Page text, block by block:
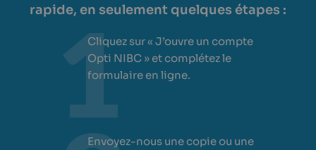
rapide, en seulement quelques étapes :
Cliquez sur « J’ouvre un compte
Opti NIBC » et complétez le
formulaire en ligne.
Envoyez-nous une copie ou une